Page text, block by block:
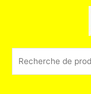
pour :